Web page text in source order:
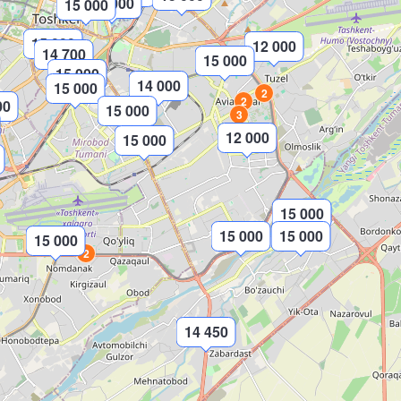
14 450
15 000
2
15 000 15 000
15 000
15 000
15 000
15 000
14 700
15 000
15 000
12 000
15 000
14 000
15 000
12 000
2
2
3